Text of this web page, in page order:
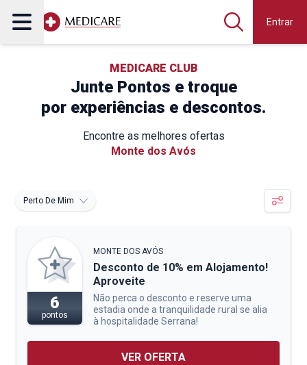
Entrar
MEDICARE CLUB
Junte Pontos e troque
por experiências e descontos.
Encontre as melhores ofertas
Monte dos Avós
Perto De Mim
6
pontos
MONTE DOS AVÓS
Desconto de 10% em Alojamento!
Aproveite
Não perca o desconto e reserve uma
estadia onde a tranquilidade rural se alia
à hospitalidade Serrana!
VER OFERTA